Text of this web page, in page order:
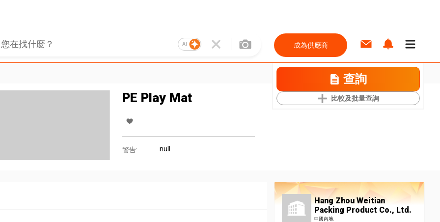
AI 成為供應商
查詢
比較及批量查詢
PE Play Mat
警告: null
Hang Zhou Weitian
Packing Product Co., Ltd.
中國內地